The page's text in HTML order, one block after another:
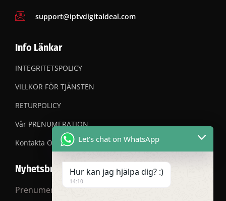
support@iptvdigitaldeal.com
Info Länkar
INTEGRITETSPOLICY
VILLKOR FÖR TJÄNSTEN
RETURPOLICY
Vår PRENUMERATION
Kontakta OSS
Nyhetsbrev
Prenumerera på vårt nyhetsbrev för rabatter och
Let's chat on WhatsApp
Hur kan jag hjälpa dig? :)
14:10